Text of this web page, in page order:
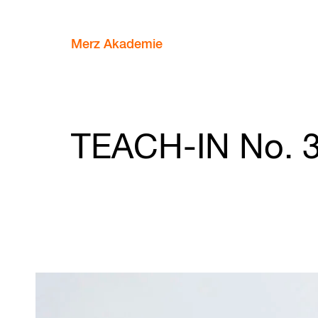
Merz Akademie
TEACH-IN No.